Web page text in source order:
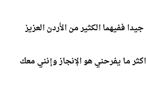
ففيهما الكثير من الأردن العزيز
ما يفرحني هو الإنجاز وإنني معك